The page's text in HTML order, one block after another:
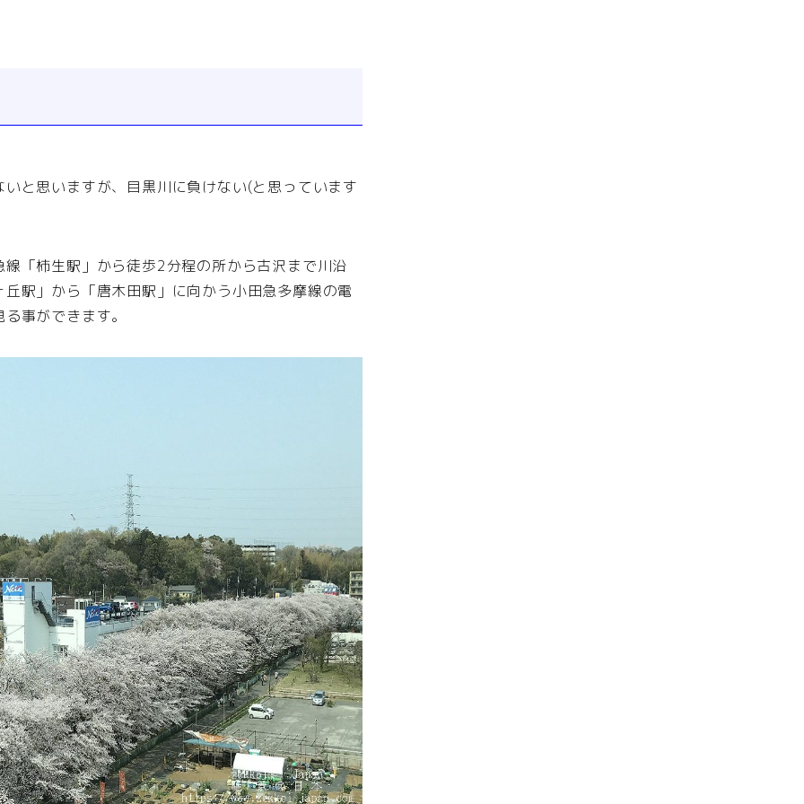
と思いますが、目黒川に負けない(と思っています
「柿生駅」から徒歩2分程の所から古沢まで川沿
駅」から「唐木田駅」に向かう小田急多摩線の電
事ができます。